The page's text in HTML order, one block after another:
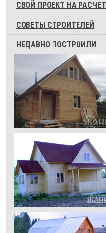
СВОЙ ПРОЕКТ НА РАСЧЕТ
СОВЕТЫ СТРОИТЕЛЕЙ
НЕДАВНО ПОСТРОИЛИ